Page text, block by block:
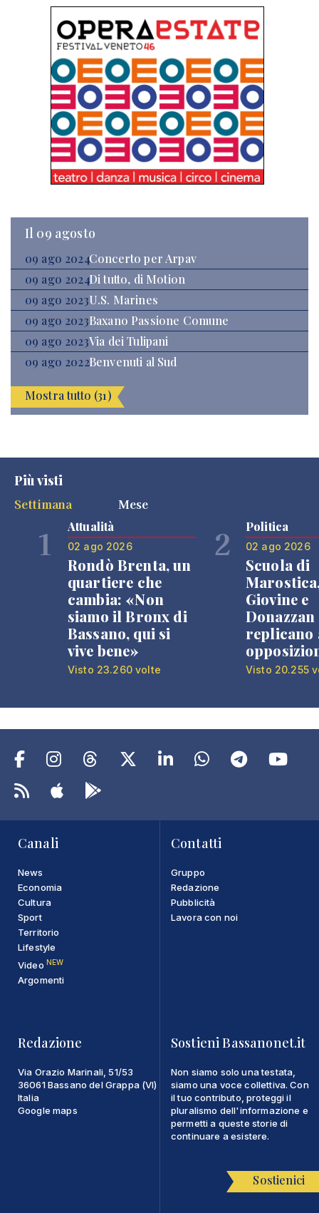
Il 09 agosto
09 ago 2024Concerto per Arpav
09 ago 2024Di tutto, di Motion
09 ago 2023U.S. Marines
09 ago 2023Baxano Passione Comune
09 ago 2023Via dei Tulipani
09 ago 2022Benvenuti al Sud
Mostra tutto (31)
Più visti
Settimana
Mese
1 Attualità
02 ago 2026
Rondò Brenta, un
quartiere che
cambia: «Non
siamo il Bronx di
Bassano, qui si
vive bene»
Visto 23.260 volte
2 Politica
02 ago 2026
Scuola di
Giovine e
Donazzan
replicano
Visto 20.255
Canali
News
Economia
Cultura
Sport
Territorio
Lifestyle
Video NEW
Argomenti
Contatti
Gruppo
Redazione
Pubblicità
Lavora con noi
Redazione
Via Orazio Marinali, 51/53
36061 Bassano del Grappa (VI)
Italia
Google maps
Sostieni Bassanonet.it
Non siamo solo una testata,
siamo una voce collettiva. Con
il tuo contributo, proteggi il
pluralismo dell'informazione e
permetti a queste storie di
continuare a esistere.
Sostienici